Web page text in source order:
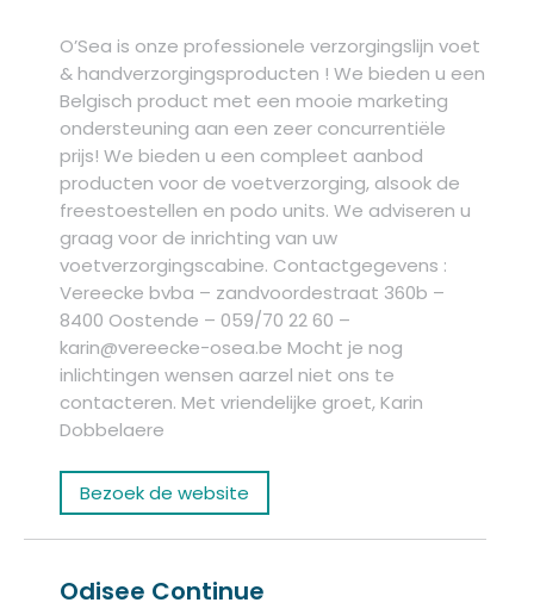
O’Sea is onze professionele verzorgingslijn voet
& handverzorgingsproducten ! We bieden u een
Belgisch product met een mooie marketing
ondersteuning aan een zeer concurrentiële
prijs! We bieden u een compleet aanbod
producten voor de voetverzorging, alsook de
freestoestellen en podo units. We adviseren u
graag voor de inrichting van uw
voetverzorgingscabine. Contactgegevens :
Vereecke bvba – zandvoordestraat 360b –
8400 Oostende – 059/70 22 60 –
karin@vereecke-osea.be Mocht je nog
inlichtingen wensen aarzel niet ons te
contacteren. Met vriendelijke groet, Karin
Dobbelaere
Bezoek de website
Odisee Continue